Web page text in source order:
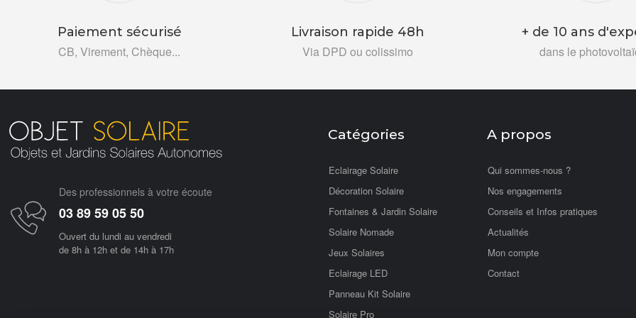
Paiement sécurisé
CB, Virement, Chèque...
Livraison rapide 48h
Via DPD ou colissimo
+ de 10 ans
dans le
Des professionnels à votre écoute
03 89 59 05 50
Ouvert du lundi au vendredi
de 8h à 12h et de 14h à 17h
Catégories
Eclairage Solaire
Décoration Solaire
Fontaines & Jardin Solaire
Solaire Nomade
Jeux Solaires
Eclairage LED
Panneau Kit Solaire
Solaire Pro
A propos
Qui sommes-nous ?
Nos engagements
Conseils et Infos pratiques
Actualités
Mon compte
Contact